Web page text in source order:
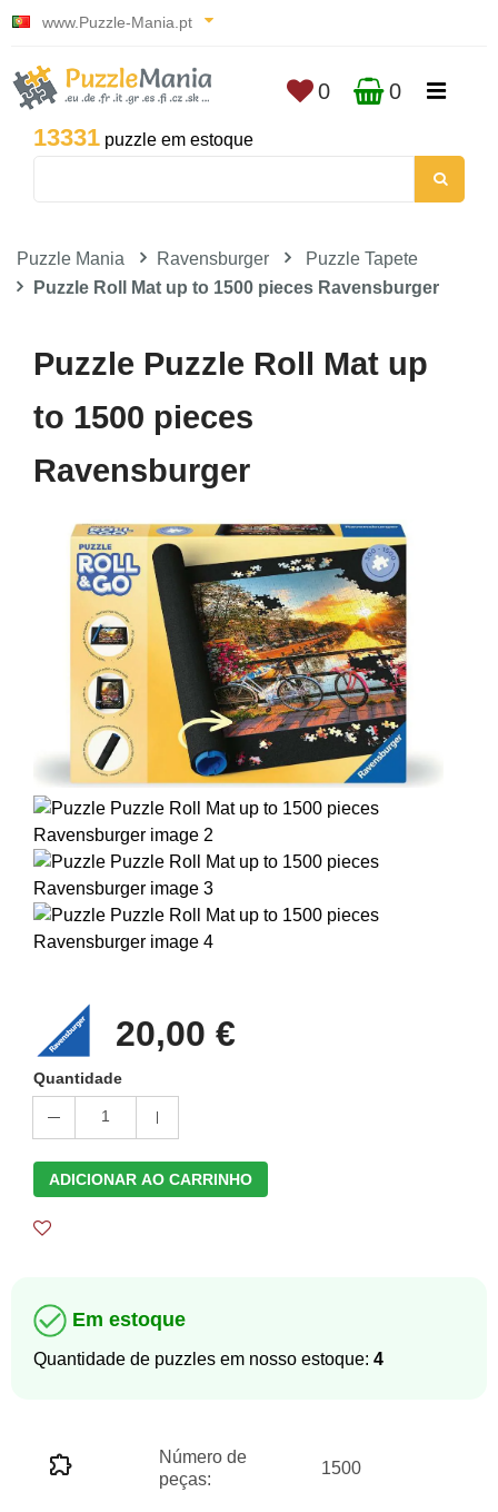
www.Puzzle-Mania.pt
13331 puzzle em estoque
0 0
Puzzle Mania Ravensburger
Puzzle Tapete
Puzzle Roll Mat up to 1500 pieces Ravensburger
Puzzle Puzzle Roll Mat up
to 1500 pieces
Ravensburger
20,00 €
Quantidade
1
ADICIONAR AO CARRINHO
Em estoque
Quantidade de puzzles em nosso estoque: 4
Número de
peças:
1500